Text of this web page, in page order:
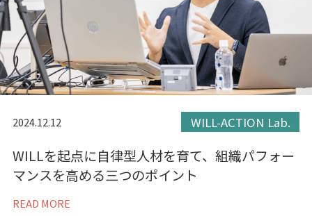
2024.12.12 WILL-ACTION Lab.
WILLを起点に自律型人材を育て、組織パフォー
マンスを高める三つのポイント
READ MORE